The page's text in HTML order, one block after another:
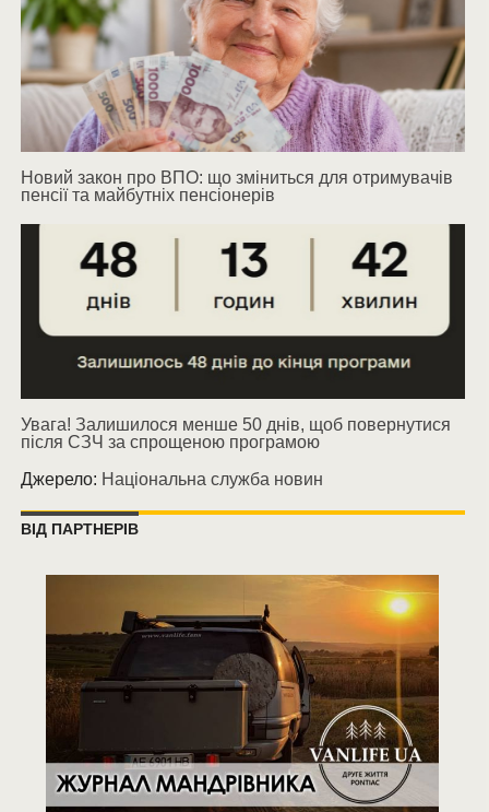
Новий закон про ВПО: що зміниться для отримувачів
пенсії та майбутніх пенсіонерів
Увага! Залишилося менше 50 днів, щоб повернутися
після СЗЧ за спрощеною програмою
Джерело: Національна служба новин
ВІД ПАРТНЕРІВ